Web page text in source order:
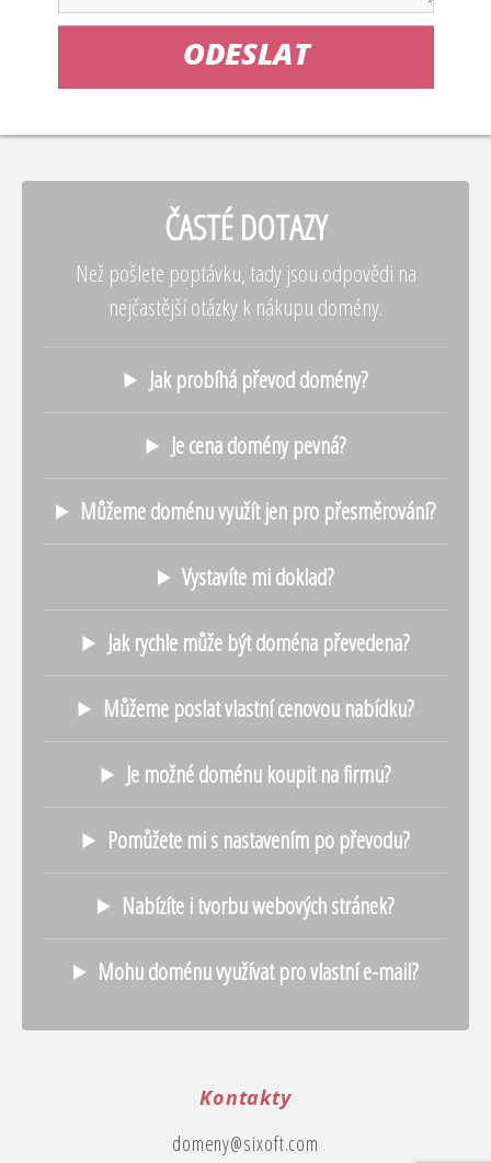
ODESLAT
ČASTÉ DOTAZY
Než pošlete poptávku, tady jsou odpovědi na
nejčastější otázky k nákupu domény.
Jak probíhá převod domény?
Je cena domény pevná?
Můžeme doménu využít jen pro přesměrování?
Vystavíte mi doklad?
Jak rychle může být doména převedena?
Můžeme poslat vlastní cenovou nabídku?
Je možné doménu koupit na firmu?
Pomůžete mi s nastavením po převodu?
Nabízíte i tvorbu webových stránek?
Mohu doménu využívat pro vlastní e-mail?
Kontakty
domeny@sixoft.com